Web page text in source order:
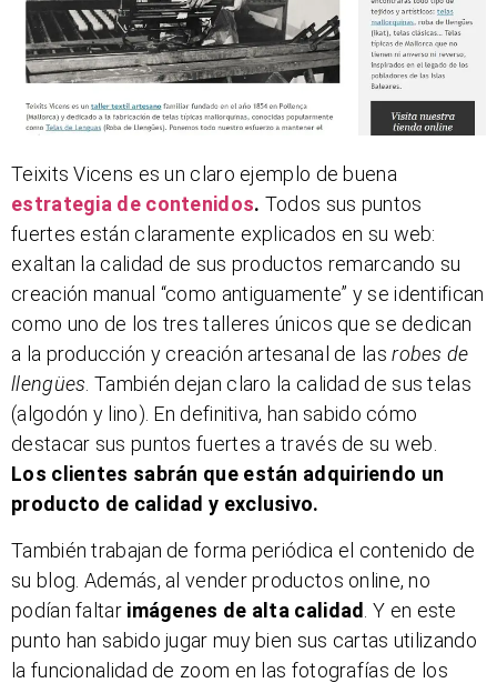
Teixits Vicens es un claro ejemplo de buena
estrategia de contenidos. Todos sus puntos
fuertes están claramente explicados en su web:
exaltan la calidad de sus productos remarcando su
creación manual “como antiguamente” y se identifican
como uno de los tres talleres únicos que se dedican
a la producción y creación artesanal de las robes de
llengües. También dejan claro la calidad de sus telas
(algodón y lino). En definitiva, han sabido cómo
destacar sus puntos fuertes a través de su web.
Los clientes sabrán que están adquiriendo un
producto de calidad y exclusivo.
También trabajan de forma periódica el contenido de
su blog. Además, al vender productos online, no
podían faltar imágenes de alta calidad . Y en este
punto han sabido jugar muy bien sus cartas utilizando
la funcionalidad de zoom en las fotografías de los